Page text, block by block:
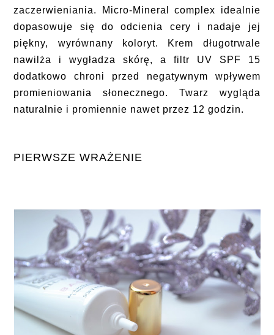
zaczerwieniania. Micro-Mineral complex idealnie
dopasowuje się do odcienia cery i nadaje jej
piękny, wyrównany koloryt. Krem długotrwale
nawilża i wygładza skórę, a filtr UV SPF 15
dodatkowo chroni przed negatywnym wpływem
promieniowania słonecznego. Twarz wygląda
naturalnie i promiennie nawet przez 12 godzin.
PIERWSZE WRAŻENIE